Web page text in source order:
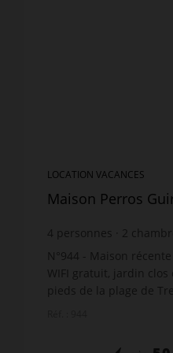
LOCATION VACANCES
Maison Perros
4 personnes 2
wi-fi
N°944 - Maison
WIFI gratuit, jardin clos
pieds de la plage de